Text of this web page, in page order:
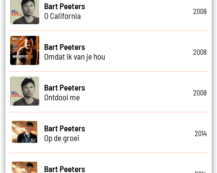
Bart Peeters
O California
2008
Bart Peeters
Omdat ik van je hou
2008
Bart Peeters
Ontdooi me
2008
Bart Peeters
Op de groei
2014
Bart Peeters